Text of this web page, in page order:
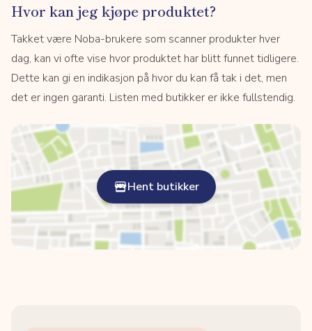
Hvor kan jeg kjøpe produktet?
Takket være Noba-brukere som scanner produkter hver
dag, kan vi ofte vise hvor produktet har blitt funnet tidligere.
Dette kan gi en indikasjon på hvor du kan få tak i det, men
det er ingen garanti. Listen med butikker er ikke fullstendig.
Hent butikker